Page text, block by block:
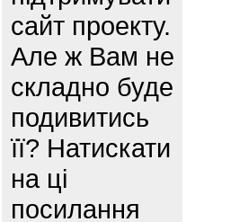
сайт проекту.
Але ж Вам не
складно буде
подивитись
її? Натискати
на ці
посилання